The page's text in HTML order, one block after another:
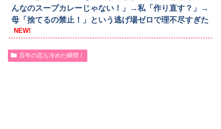
んなのスープカレーじゃない！」→私「作り直す？」→
母「捨てるの禁止！」という逃げ場ゼロで理不尽すぎた
NEW!
百年の恋も冷めた瞬間！